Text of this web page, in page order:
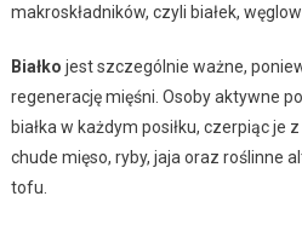
makroskładników, czyli białek,
Białko jest szczególnie ważne,
regenerację mięśni. Osoby aktywne
białka w każdym posiłku, czerpiąc je
chude mięso, ryby, jaja oraz roślinne
tofu.